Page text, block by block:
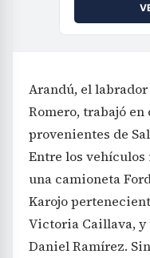
Arandú, el
Romero, trabajó
provenientes de
Entre los
una camioneta
Karojo
Victoria Caillava, y
Daniel Ramírez.